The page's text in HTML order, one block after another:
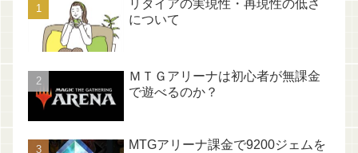
リタイアの実現性・再現性の低さ
について
ＭＴＧアリーナは初心者が無課金
で遊べるのか？
MTGアリーナ課金で9200ジェムを